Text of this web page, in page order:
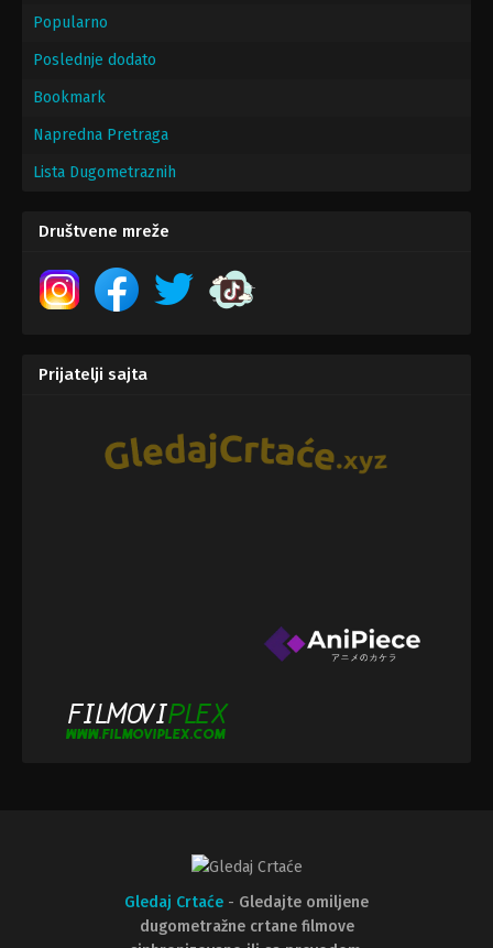
Popularno
Poslednje dodato
Bookmark
Napredna Pretraga
Lista Dugometraznih
Društvene mreže
Prijatelji sajta
Gledaj Crtaće - Gledajte omiljene
dugometražne crtane filmove